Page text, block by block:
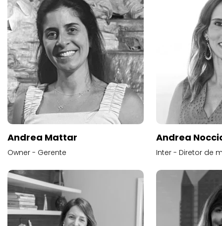
Andrea Mattar
Owner - Gerente
Andrea
Inter - Diretor de